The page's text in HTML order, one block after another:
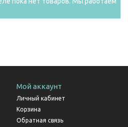
Мой аккаунт
Личный кабинет
Корзина
Обратная связь